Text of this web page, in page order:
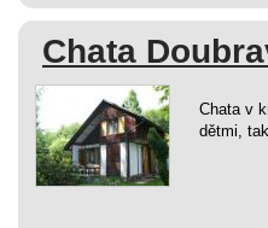
Chata
Chata v
dětmi,